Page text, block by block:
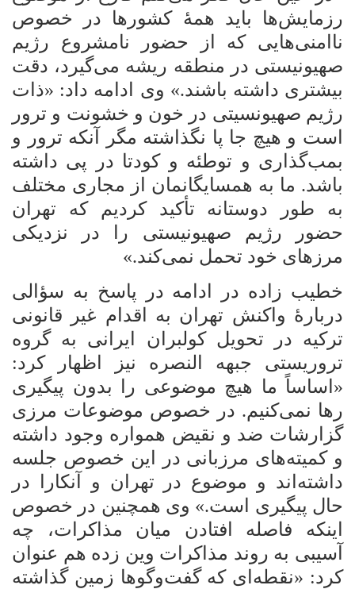
رزمایش‌ها باید همۀ کشورها در خصوص
ناامنی‌هایی که از حضور نامشروع رژیم
صهیونیستی در منطقه ریشه می‌گیرد، دقت
بیشتری داشته باشند.» وی ادامه داد: «ذات
رژیم صهیونسیتی در خون و خشونت و ترور
است و هیچ جا پا نگذاشته مگر آنکه ترور و
بمب‌گذاری و توطئه و کودتا در پی داشته
باشد. ما به همسایگانمان از مجاری مختلف
به طور دوستانه تأکید کردیم که تهران
حضور رژیم صهیونیستی را در نزدیکی
مرزهای خود تحمل نمی‌کند.»
خطیب زاده در ادامه در پاسخ به سؤالی
دربارۀ واکنش تهران به اقدام غیر قانونی
ترکیه در تحویل کولبران ایرانی به گروه
تروریستی جبهه النصره نیز اظهار کرد:
«اساساً ما هیچ موضوعی را بدون پیگیری
رها نمی‌کنیم. در خصوص موضوعات مرزی
گزارشات ضد و نقیض همواره وجود داشته
و کمیته‌های مرزبانی در این خصوص جلسه
داشته‌اند و موضوع در تهران و آنکارا در
حال پیگیری است.» وی همچنین در خصوص
اینکه فاصله افتادن میان مذاکرات، چه
آسیبی به روند مذاکرات وین زده هم عنوان
کرد: «نقطه‌ای که گفت‌وگوها زمین گذاشته